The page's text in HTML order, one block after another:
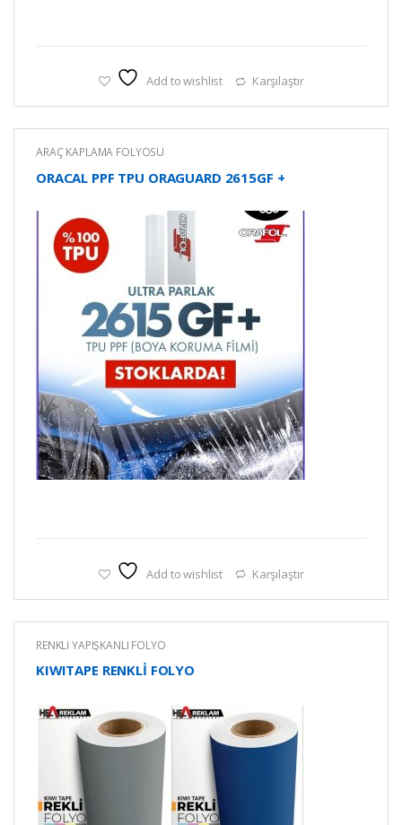
Add to wishlist Karşılaştır
ARAÇ KAPLAMA FOLYOSU
ORACAL PPF TPU ORAGUARD 2615GF +
Add to wishlist Karşılaştır
RENKLİ YAPIŞKANLI FOLYO
KIWITAPE RENKLİ FOLYO